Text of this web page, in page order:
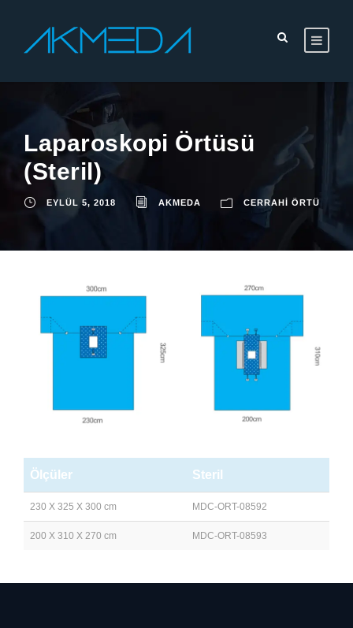
Laparoskopi Örtüsü
(Steril)
EYLÜL 5, 2018 AKMEDA CERRAHI ÖRTÜ
Ölçüler Steril
230 X 325 X 300 cm MDC-ORT-08592
200 X 310 X 270 cm MDC-ORT-08593